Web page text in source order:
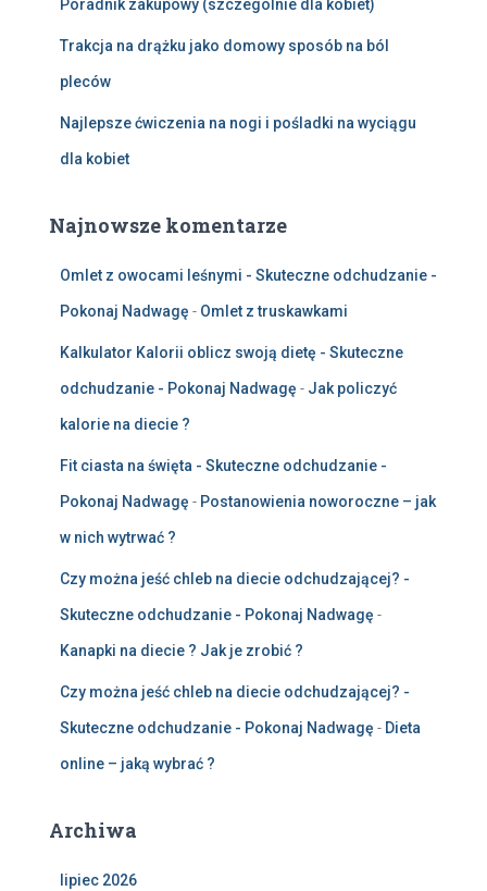
Poradnik zakupowy (szczególnie dla kobiet)
Trakcja na drążku jako domowy sposób na ból
pleców
Najlepsze ćwiczenia na nogi i pośladki na wyciągu
dla kobiet
Najnowsze komentarze
Omlet z owocami leśnymi - Skuteczne odchudzanie -
Pokonaj Nadwagę - Omlet z truskawkami
Kalkulator Kalorii oblicz swoją dietę - Skuteczne
odchudzanie - Pokonaj Nadwagę - Jak policzyć
kalorie na diecie ?
Fit ciasta na święta - Skuteczne odchudzanie -
Pokonaj Nadwagę - Postanowienia noworoczne – jak
w nich wytrwać ?
Czy można jeść chleb na diecie odchudzającej? -
Skuteczne odchudzanie - Pokonaj Nadwagę -
Kanapki na diecie ? Jak je zrobić ?
Czy można jeść chleb na diecie odchudzającej? -
Skuteczne odchudzanie - Pokonaj Nadwagę - Dieta
online – jaką wybrać ?
Archiwa
lipiec 2026